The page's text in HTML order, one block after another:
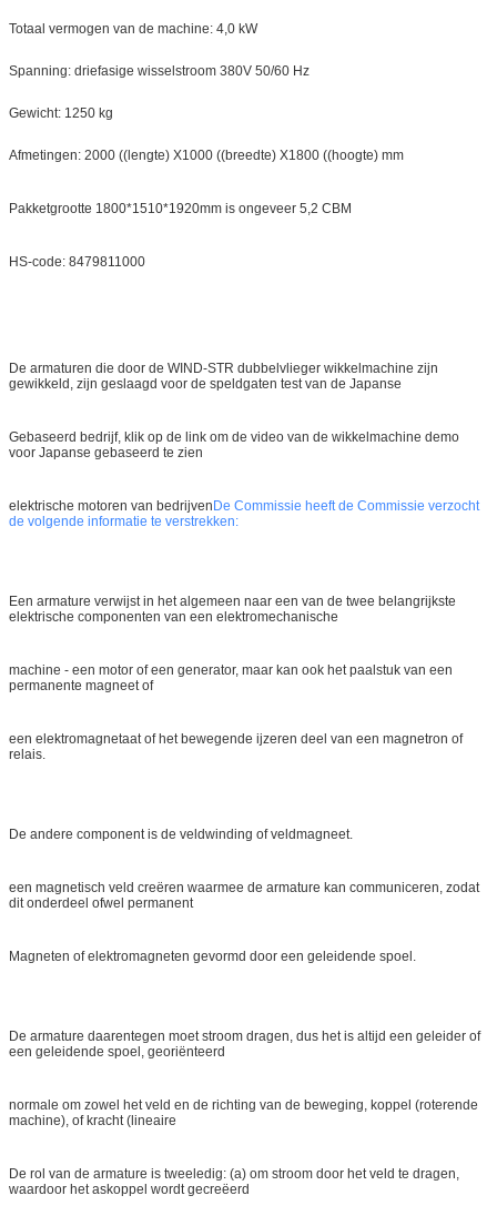
Totaal vermogen van de machine: 4,0 kW
Spanning: driefasige wisselstroom 380V 50/60 Hz
Gewicht: 1250 kg
Afmetingen: 2000 ((lengte) X1000 ((breedte) X1800 ((hoogte) mm
Pakketgrootte 1800*1510*1920mm is ongeveer 5,2 CBM
HS-code: 8479811000
De armaturen die door de WIND-STR dubbelvlieger wikkelmachine zijn
gewikkeld, zijn geslaagd voor de speldgaten test van de Japanse
Gebaseerd bedrijf, klik op de link om de video van de wikkelmachine demo
voor Japanse gebaseerd te zien
elektrische motoren van bedrijvenDe Commissie heeft de Commissie verzocht
de volgende informatie te verstrekken:
Een armature verwijst in het algemeen naar een van de twee belangrijkste
elektrische componenten van een elektromechanische
machine - een motor of een generator, maar kan ook het paalstuk van een
permanente magneet of
een elektromagnetaat of het bewegende ijzeren deel van een magnetron of
relais.
De andere component is de veldwinding of veldmagneet.
een magnetisch veld creëren waarmee de armature kan communiceren, zodat
dit onderdeel ofwel permanent
Magneten of elektromagneten gevormd door een geleidende spoel.
De armature daarentegen moet stroom dragen, dus het is altijd een geleider of
een geleidende spoel, georiënteerd
normale om zowel het veld en de richting van de beweging, koppel (roterende
machine), of kracht (lineaire
De rol van de armature is tweeledig: (a) om stroom door het veld te dragen,
waardoor het askoppel wordt gecreëerd